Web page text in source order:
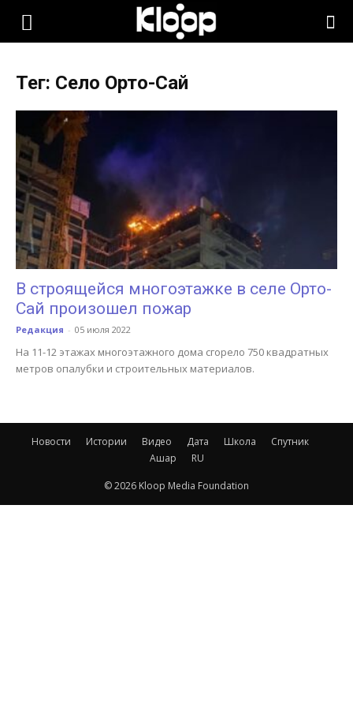
KLOOP.KG
Новости
Кыргызстана
Тег: Село Орто-Сай
В строящейся многоэтажке в селе Орто-
Сай произошел пожар
Редакция - 05 июля 2022
На 11-12 этажах многоэтажного дома сгорело 750 квадратных
метров опалубки и строительных материалов.
Новости Истории Видео Дата Школа
Спутник
Ашар
RU
© 2026 Kloop Media Foundation